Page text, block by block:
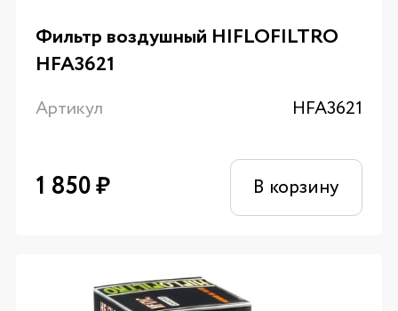
Фильтр воздушный HIFLOFILTRO
HFA3621
Артикул HFA3621
1 850₽ В корзину